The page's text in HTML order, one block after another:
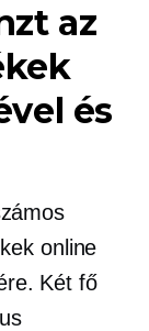
az
és
online
Két fő